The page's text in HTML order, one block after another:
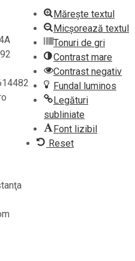
Mărește textul
Micșorează textul
Tonuri de gri
Contrast mare
Contrast negativ
Fundal luminos
Legături
subliniate
Font lizibil
Reset